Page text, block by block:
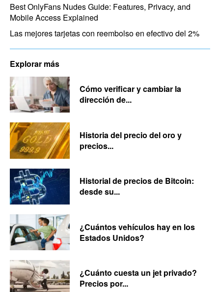
Best OnlyFans Nudes Guide: Features, Privacy, and
Mobile Access Explained
Las mejores tarjetas con reembolso en efectivo del 2%
Explorar más
Cómo verificar y cambiar la
dirección de...
Historia del precio del oro y
precios...
Historial de precios de Bitcoin:
desde su...
¿Cuántos vehículos hay en los
Estados Unidos?
¿Cuánto cuesta un jet privado?
Precios por...